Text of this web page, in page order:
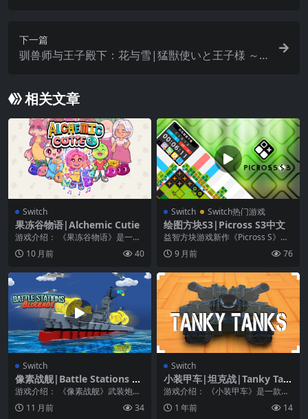
下一篇
驯兽师与王子殿下：花与雪|猛獣使いと王子様 ～Fl
相关文章
Switch
果冻谷物语|Alchemic Cutie
游戏介绍： 《果冻谷物语》是一款
健康放松的RPG游戏，设置在色彩
丰富的温巴岛上。...
10 月前 40
Switch Switch热门游戏
绘图方块S3|Picross S3中文
益智方块游戏新作《Picross S》登
陆任天堂 Switch 后，现推出续篇 ...
9 月前 76
Switch
像素战舰|Battle Stations Bl
ockade中文
游戏介绍： 《像素战舰》武装炮
塔，在危险的水域指挥炮艇时瞄
准！ 指挥一艘炮艇执行...
11 月前 34
Switch
小装甲车|坦克战|Tanky Tan
ks
游戏介绍： 《小装甲车》是一款激
烈的快节奏坦克射击游戏。此款游
戏充满乐趣，简单易...
1 年前 14